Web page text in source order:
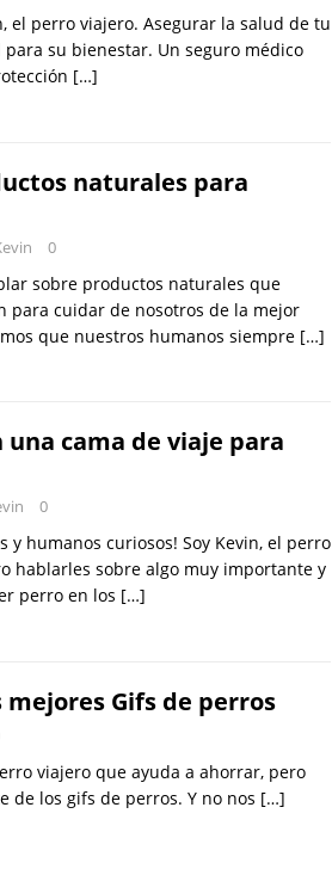
el perro viajero. Asegurar la salud de tu
su bienestar. Un seguro médico
[…]
naturales para
0
sobre productos naturales que
para cuidar de nosotros de la mejor
que nuestros humanos siempre […]
una cama de viaje para
0
y humanos curiosos! Soy Kevin, el perro
hablarles sobre algo muy importante y
perro en los […]
mejores Gifs de perros
viajero que ayuda a ahorrar, pero
de los gifs de perros. Y no nos […]